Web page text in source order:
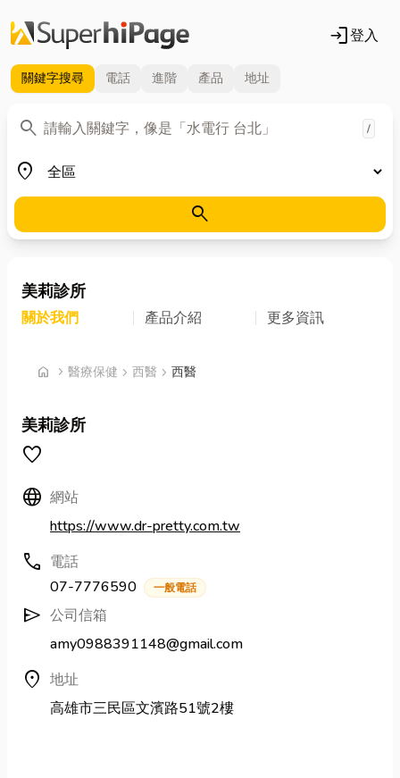
login登入
關鍵字搜尋 電話 進階 產品 地址
search
關鍵字 /
place
地區
search
美莉診所
關於我們 產品介紹 更多資訊
home chevron_right 首頁
醫療保健 chevron_right 西醫 chevron_right 西醫
美莉診所
favorite
Language 網站
https://www.dr-pretty.com.tw
call 電話
07-7776590
一般電話
send 公司信箱
amy0988391148@gmail.com
location_on 地址
高雄市三民區文濱路51號2樓